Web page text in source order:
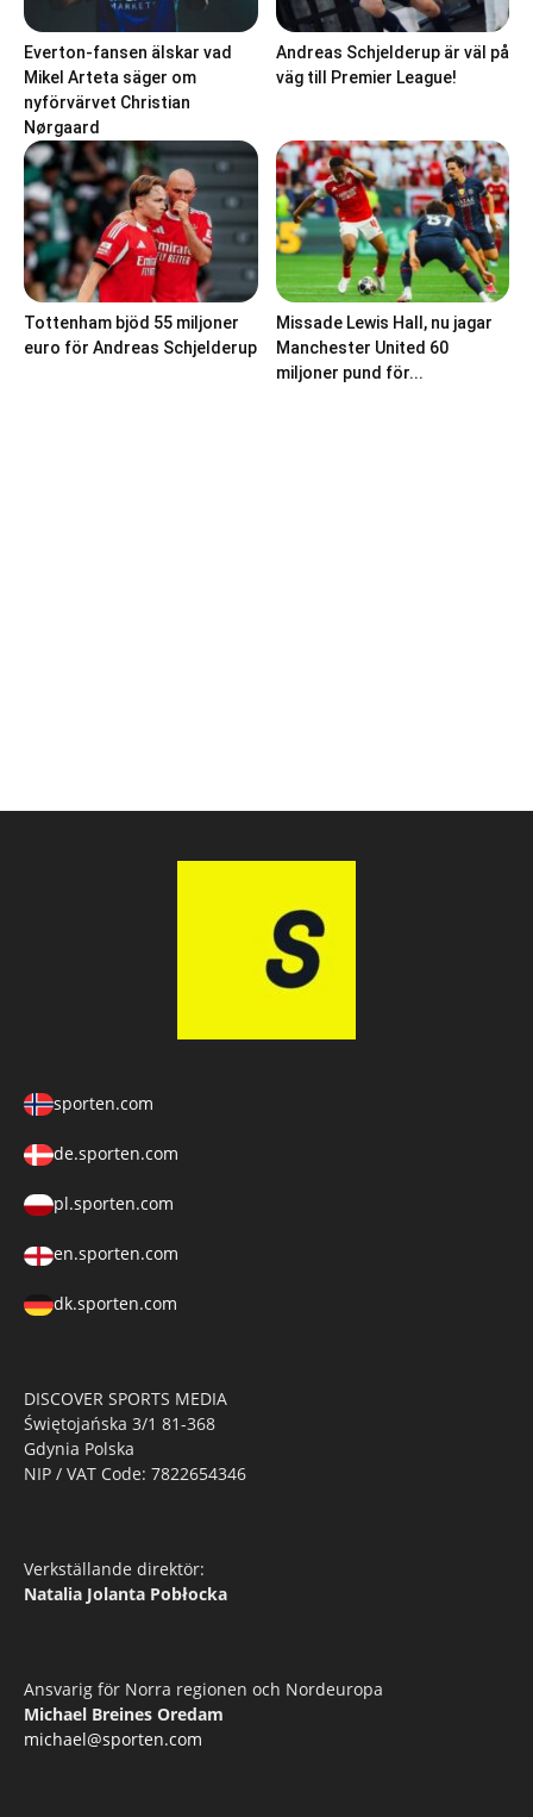
Everton-fansen älskar vad
Mikel Arteta säger om
nyförvärvet Christian
Nørgaard
Andreas Schjelderup är väl på
väg till Premier League!
Tottenham bjöd 55 miljoner
euro för Andreas Schjelderup
Missade Lewis Hall, nu jagar
Manchester United 60
miljoner pund för...
sporten.com
de.sporten.com
pl.sporten.com
en.sporten.com
dk.sporten.com
DISCOVER SPORTS MEDIA
Świętojańska 3/1 81-368
Gdynia Polska
NIP / VAT Code: 7822654346
Verkställande direktör:
Natalia Jolanta Pobłocka
Ansvarig för Norra regionen och Nordeuropa
Michael Breines Oredam
michael@sporten.com